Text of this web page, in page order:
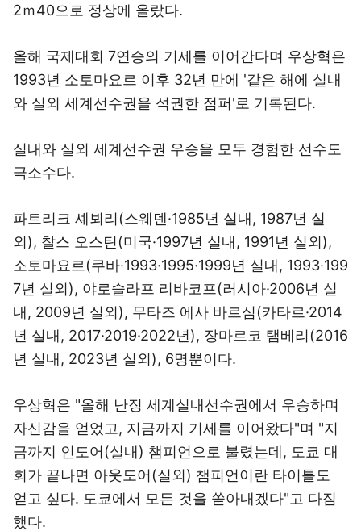
2ｍ40으로 정상에 올랐다.
올해 국제대회 7연승의 기세를 이어간다며 우상혁은
1993년 소토마요르 이후 32년 만에 '같은 해에 실내
와 실외 세계선수권을 석권한 점퍼'로 기록된다.
실내와 실외 세계선수권 우승을 모두 경험한 선수도
극소수다.
파트리크 셰뵈리(스웨덴·1985년 실내, 1987년 실
외), 찰스 오스틴(미국·1997년 실내, 1991년 실외),
소토마요르(쿠바·1993·1995·1999년 실내, 1993·199
7년 실외), 야로슬라프 리바코프(러시아·2006년 실
내, 2009년 실외), 무타즈 에사 바르심(카타르·2014
년 실내, 2017·2019·2022년), 장마르코 탬베리(2016
년 실내, 2023년 실외), 6명뿐이다.
우상혁은 "올해 난징 세계실내선수권에서 우승하며
자신감을 얻었고, 지금까지 기세를 이어왔다"며 "지
금까지 인도어(실내) 챔피언으로 불렸는데, 도쿄 대
회가 끝나면 아웃도어(실외) 챔피언이란 타이틀도
얻고 싶다. 도쿄에서 모든 것을 쏟아내겠다"고 다짐
했다.